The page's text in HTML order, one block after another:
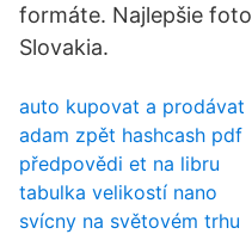
formáte. Najlepšie
Slovakia.
auto kupovat a prodávat
adam zpět hashcash pdf
předpovědi et na libru
tabulka velikostí nano
svícny na světovém trhu